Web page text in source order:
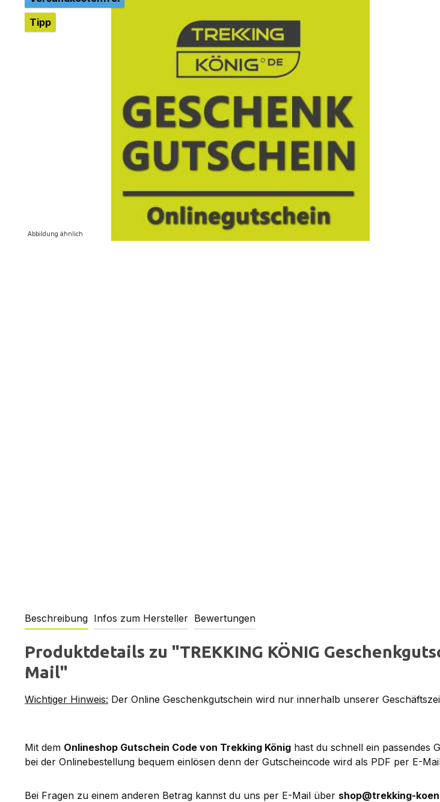
Tipp
Abbildung ähnlich
Beschreibung Infos zum Hersteller Bewertungen
Produktdetails zu "TREKKING KÖNIG
Mail"
Wichtiger Hinweis: Der Online Geschenkgutschein wird nur innerhalb unserer
Mit dem Onlineshop Gutschein Code von Trekking König hast du schnell ein passendes
bei der Onlinebestellung bequem einlösen denn der Gutscheincode wird als PDF per E-
Bei Fragen zu einem anderen Betrag kannst du uns per E-Mail über shop@trekking-